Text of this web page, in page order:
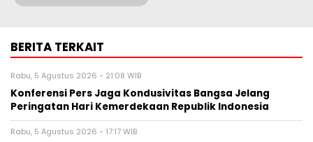
BERITA TERKAIT
Rabu, 5 Agustus 2026 - 21:08 WIB
Konferensi Pers Jaga Kondusivitas Bangsa Jelang
Peringatan Hari Kemerdekaan Republik Indonesia
Rabu, 5 Agustus 2026 - 17:17 WIB